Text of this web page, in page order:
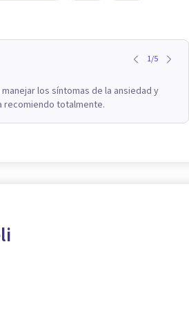
1/5
los síntomas de la ansiedad y
recomiendo totalmente.